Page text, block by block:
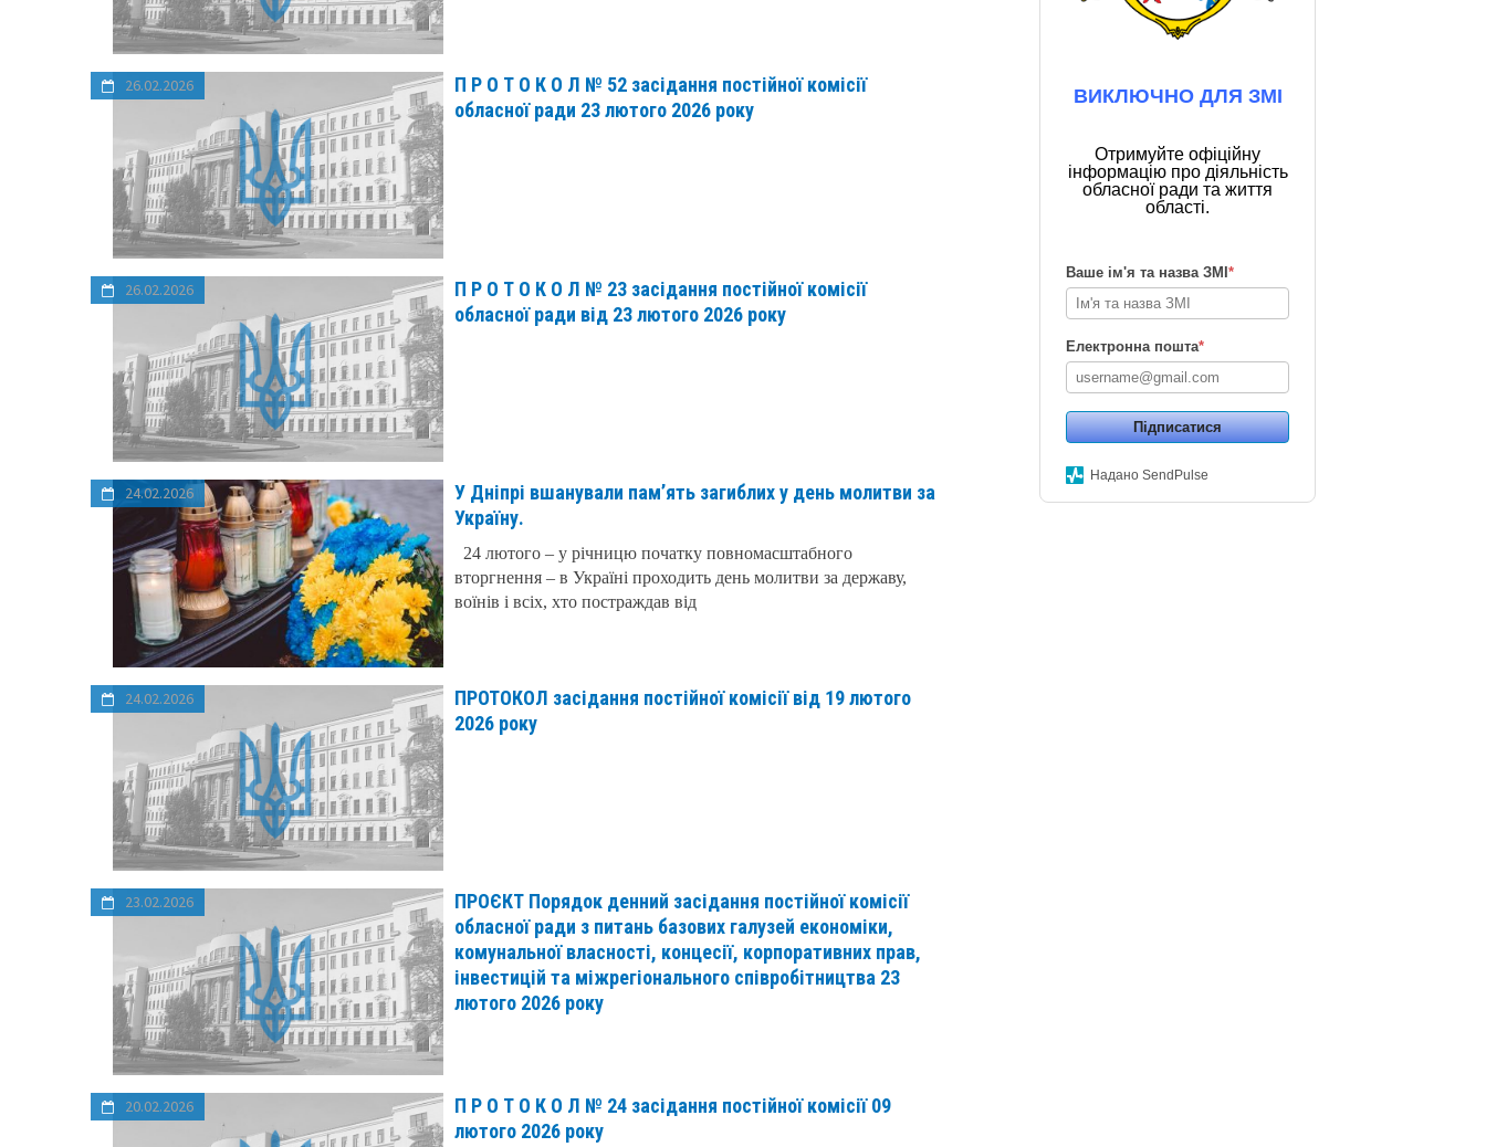
26.02.2026
П Р О Т О К О Л № 52 засідання постійної комісії
обласної ради 23 лютого 2026 року
26.02.2026
П Р О Т О К О Л № 23 засідання постійної комісії
обласної ради від 23 лютого 2026 року
24.02.2026
У Дніпрі вшанували памʼять загиблих у день молитви за
Україну.
24 лютого – у річницю початку повномасштабного
вторгнення – в Україні проходить день молитви за державу,
воїнів і всіх, хто постраждав від
24.02.2026
ПРОТОКОЛ засідання постійної комісії від 19 лютого
2026 року
23.02.2026
ПРОЄКТ Порядок денний засідання постійної комісії
обласної ради з питань базових галузей економіки,
комунальної власності, концесії, корпоративних прав,
інвестицій та міжрегіонального співробітництва 23
лютого 2026 року
20.02.2026
П Р О Т О К О Л № 24 засідання постійної комісії 09
лютого 2026 року
ВИКЛЮЧНО ДЛЯ ЗМІ
Отримуйте офіційну
інформацію про діяльність
обласної ради та життя
області.
Ваше ім'я та назва ЗМІ*
Електронна пошта*
Підписатися
Надано SendPulse